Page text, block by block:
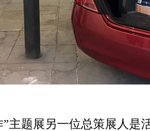
题展另一位总策展人是